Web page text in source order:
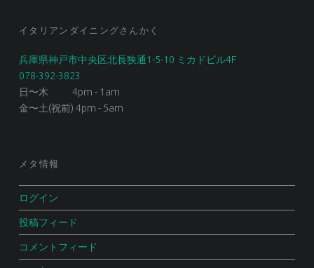
イタリアンダイニングさんかく
兵庫県神戸市中央区北長狭通1-5-10 ミカドビル4F
078-392-3823
日〜木 4pm - 1am
金〜土(祝前) 4pm - 5am
メタ情報
ログイン
投稿フィード
コメントフィード